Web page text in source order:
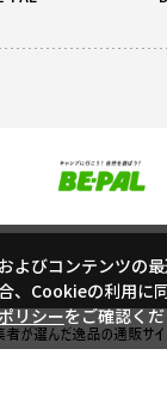
よびコンテンツの
、Cookieの利用に
リシーをご確認く